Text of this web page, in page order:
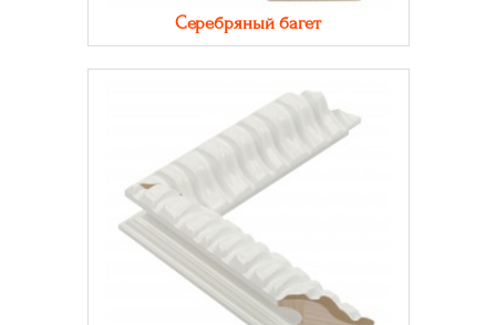
Серебряный багет